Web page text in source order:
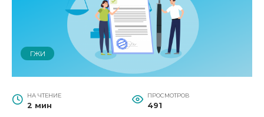
ГЖИ
НА ЧТЕНИЕ
2 мин
ПРОСМОТРОВ
491